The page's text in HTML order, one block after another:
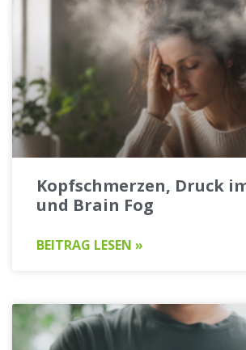
Kopfschmerzen, Druck
und Brain Fog
BEITRAG LESEN »